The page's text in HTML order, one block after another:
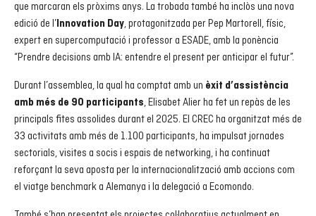
que marcaran els pròxims anys. La trobada també ha inclòs una nova
edició de l’ Innovation Day, protagonitzada per Pep Martorell, físic,
expert en supercomputació i professor a ESADE, amb la ponència
“Prendre decisions amb IA: entendre el present per anticipar el futur”.
Durant l’assemblea, la qual ha comptat amb un èxit d’assistència
amb més de 90 participants, Elisabet Alier ha fet un repàs de les
principals fites assolides durant el 2025. El CREC ha organitzat més de
33 activitats amb més de 1.100 participants, ha impulsat jornades
sectorials, visites a socis i espais de networking, i ha continuat
reforçant la seva aposta per la internacionalització amb accions com
el viatge benchmark a Alemanya i la delegació a Ecomondo.